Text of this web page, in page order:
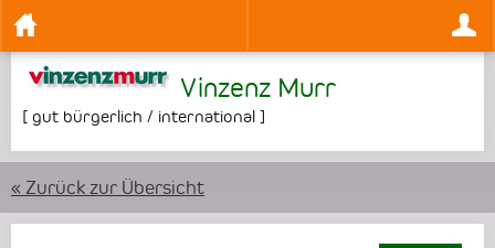
Vinzenz Murr
[ gut bürgerlich / international ]
« Zurück zur Übersicht